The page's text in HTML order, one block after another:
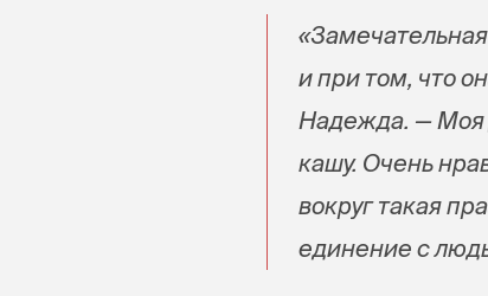
и при том, что
Надежда. — Моя
кашу. Очень
вокруг такая
единение с